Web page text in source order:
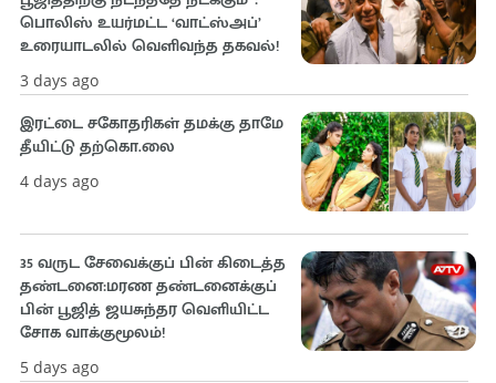
பொலிஸ் உயர்மட்ட ‘வாட்ஸ்அப்’
உரையாடலில் வெளிவந்த தகவல்!
3 days ago
இரட்டை சகோதரிகள் தமக்கு தாமே
தீயிட்டு தற்கொ.லை
4 days ago
35 வருட சேவைக்குப் பின் கிடைத்த
தண்டனை:மரண தண்டனைக்குப்
பின் பூஜித் ஜயசுந்தர வெளியிட்ட
சோக வாக்குமூலம்!
5 days ago